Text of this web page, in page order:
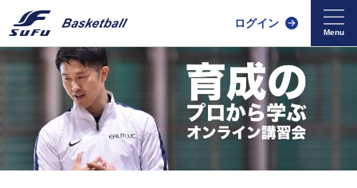
ログイン